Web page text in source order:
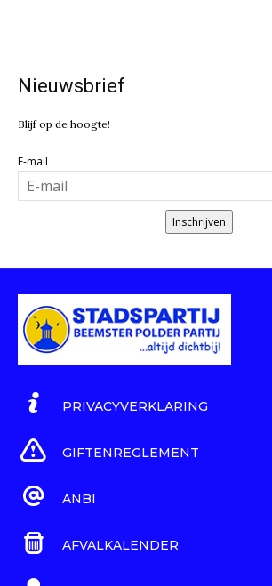
Nieuwsbrief
Blijf op de hoogte!
E-mail
Inschrijven
PRIVACYVERKLARING
GIFTENREGLEMENT
ANBI
AFVALKALENDER